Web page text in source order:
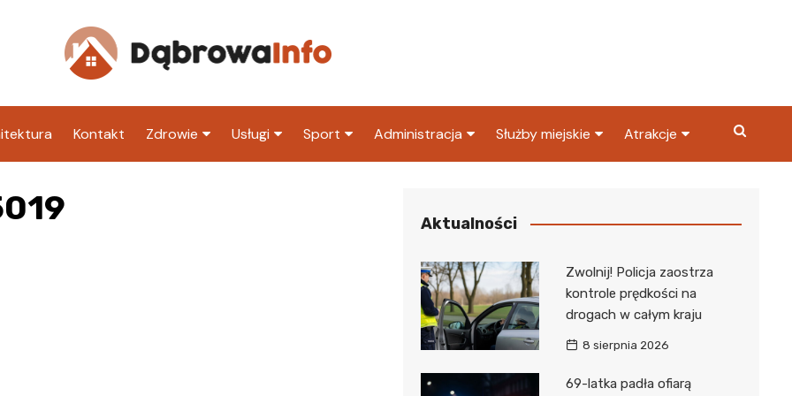
Kontakt Zdrowie Usługi Sport Administracja
Urząd Skarbowy
Służby miejskie
Policja
Atrakcje
Aktualności
Zwolnij! Policja zaostrza
kontrole prędkości na
drogach w całym kraju
8 sierpnia 2026
69-latka padła ofiarą